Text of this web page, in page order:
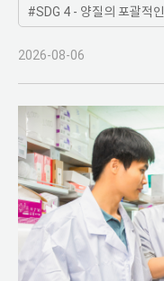
SDG 4 - 양질의 포괄적인 교육제공과 평생학습기회 제공
2026-08-06